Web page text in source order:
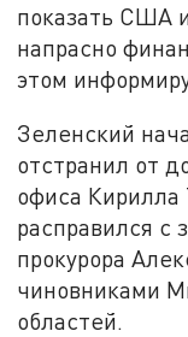
показать США
напрасно
этом
Зеленский
отстранил от
офиса
расправился с
прокурора
чиновниками
областей.